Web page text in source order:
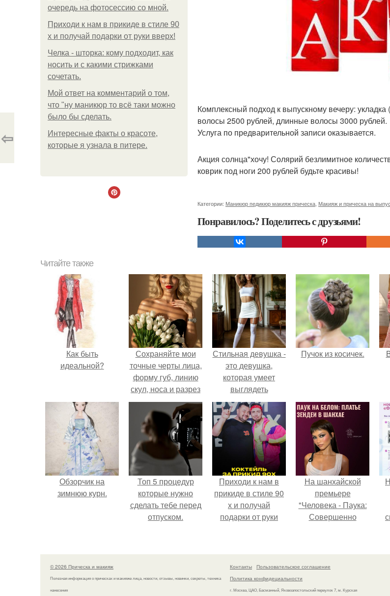
очередь на фотосессию со мной.
Приходи к нам в прикиде в стиле 90
х и получай подарки от руки вверх!
Челка - шторка: кому подходит, как
носить и с какими стрижками
сочетать.
Мой ответ на комментарий о том,
что "ну маникюр то всё таки можно
было бы сделать.
Интересные факты о красоте,
которые я узнала в питере.
Комплексный подход к выпускному вечеру:
волосы 2500 рублей, длинные волосы 3000 рублей.
Услуга по предварительной записи оказывается.
Акция солнца"хочу! Солярий безлимитное
коврик под ноги 200 рублей будьте красивы!
Категории: Маникюр педикюр макияж прическа Макияж и прическа на
Понравилось? Поделитесь с друзьями!
⇦
Читайте также
Как быть
идеальной?
Сохраняйте мои
точные черты лица,
форму губ, линию
скул, носа и разрез
глаз.
Стильная девушка -
это девушка,
которая умеет
выглядеть
привлекательно и
элегантно в любои
ситуации.
Пучок из косичек.
Обзорчик на
зимнюю курн.
Топ 5 процедур
которые нужно
сделать тебе перед
отпуском.
Приходи к нам в
прикиде в стиле 90
х и получай
подарки от руки
На шанхайской
премьере
"Человека - Паука:
Совершенно
просто очередной
наряд, а настоящий
артефакт высокой
моды.
© 2026 Прическа и макияж
Полезная информация о прическах и макияже лица, новости, отзывы, новинки, секреты, техника
нанесения
Контакты
Пользовательское соглашение
Политика конфидециальности
г. Москва, ЦАО, Басманный, Яковоапостольский переулок 7, м. Курская